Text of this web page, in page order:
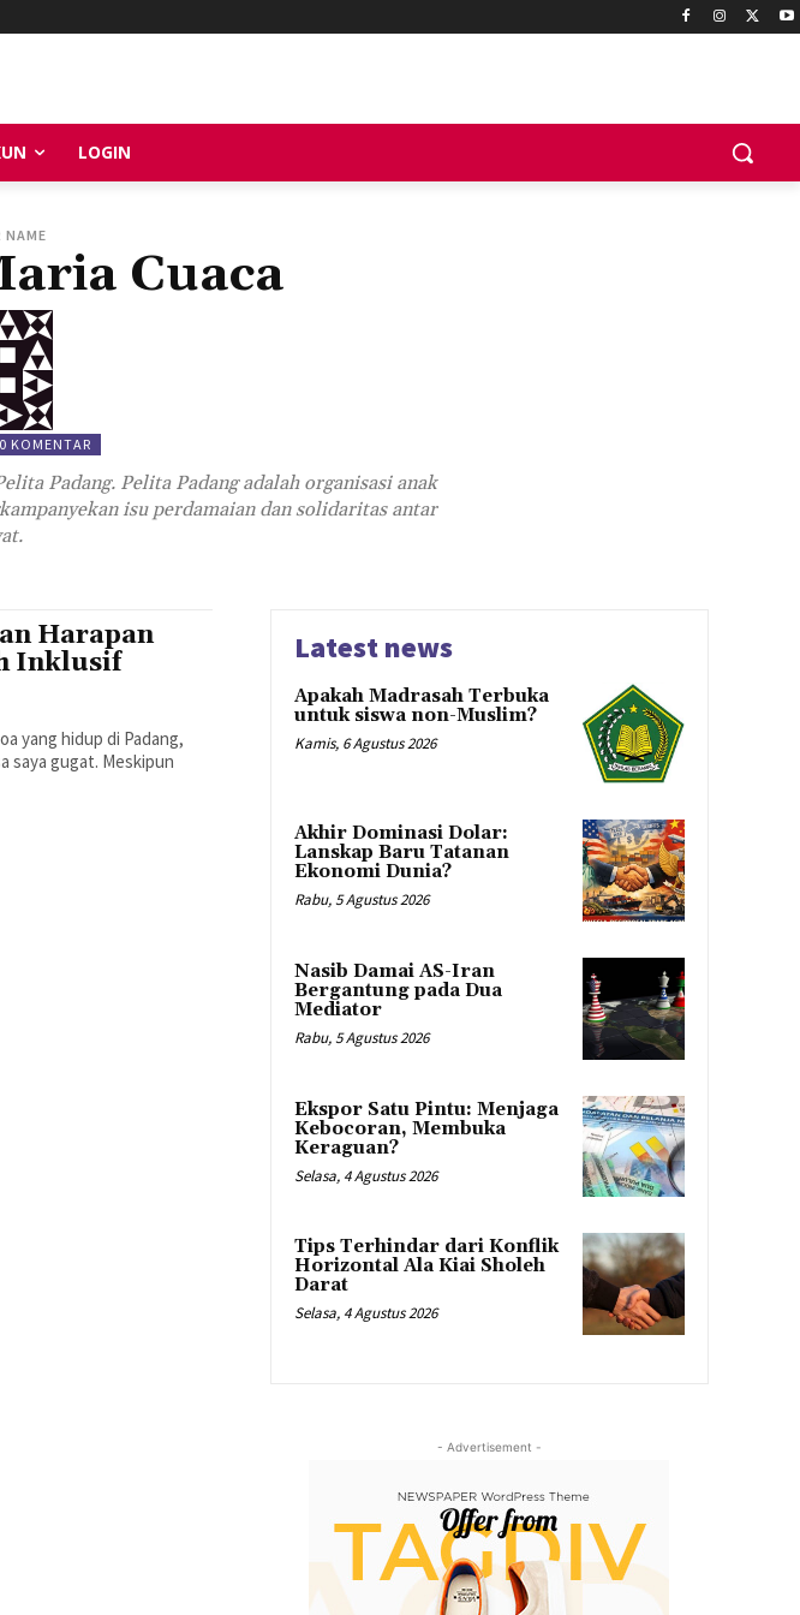
LOGIN
NAME
Cuaca
0 KOMENTAR
Padang. Pelita Padang adalah organisasi anak
isu perdamaian dan solidaritas antar
Harapan
Inklusif
yang hidup di Padang,
saya gugat. Meskipun
Latest news
Apakah Madrasah Terbuka
untuk siswa non-Muslim?
Kamis, 6 Agustus 2026
Akhir Dominasi Dolar:
Lanskap Baru Tatanan
Ekonomi Dunia?
Rabu, 5 Agustus 2026
Nasib Damai AS-Iran
Bergantung pada Dua
Mediator
Rabu, 5 Agustus 2026
Ekspor Satu Pintu: Menjaga
Kebocoran, Membuka
Keraguan?
Selasa, 4 Agustus 2026
Tips Terhindar dari Konflik
Horizontal Ala Kiai Sholeh
Darat
Selasa, 4 Agustus 2026
- Advertisement -